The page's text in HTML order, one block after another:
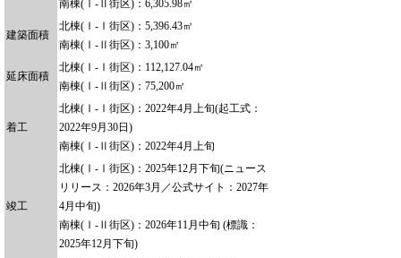
南棟(Ⅰ-Ⅱ街区)：6,305.98㎡
建築面積
北棟(Ⅰ-Ⅰ街区)：5,396.43㎡
南棟(Ⅰ-Ⅱ街区)：3,100㎡
延床面積
北棟(Ⅰ-Ⅰ街区)：112,127.04㎡
南棟(Ⅰ-Ⅱ街区)：75,200㎡
着工
北棟(Ⅰ-Ⅰ街区)：2022年4月上旬(起工式：
2022年9月30日)
南棟(Ⅰ-Ⅱ街区)：2022年4月上旬
竣工
北棟(Ⅰ-Ⅰ街区)：2025年12月下旬(ニュース
リリース：2026年3月／公式サイト：2027年
4月中旬)
南棟(Ⅰ-Ⅱ街区)：2026年11月中旬 (標識：
2025年12月下旬)